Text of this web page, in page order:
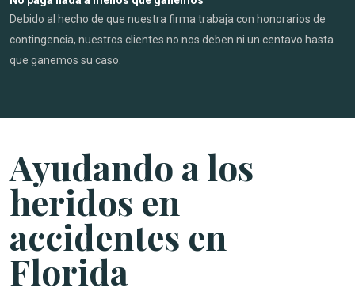
Debido al hecho de que nuestra firma trabaja con honorarios de
contingencia, nuestros clientes no nos deben ni un centavo hasta
que ganemos su caso.
Ayudando a los
heridos en
accidentes en
Florida